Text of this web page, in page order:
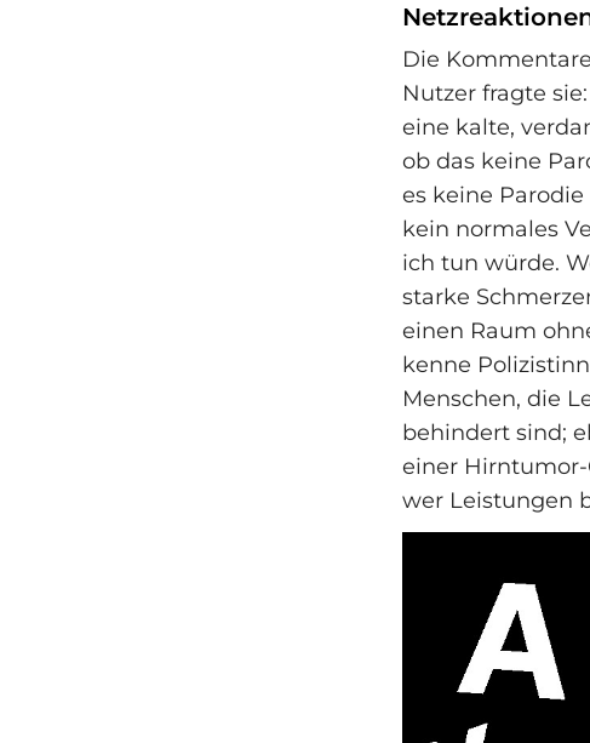
Die
Nutzer fragte
eine kalte,
ob das keine
es keine
kein normales
ich tun würde.
starke
einen Raum
kenne
Menschen, die
behindert sind;
einer Hirntumor-
wer Leistungen